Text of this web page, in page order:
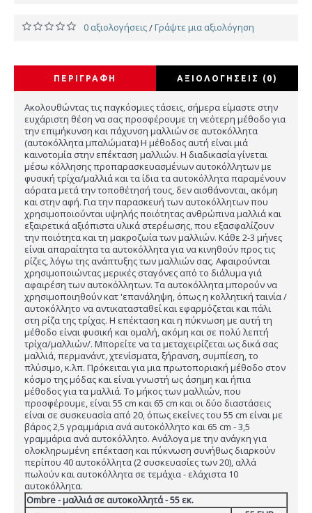
0 αξιολογήσεις/Γράψτε μια αξιολόγηση
ΠΕΡΙΓΡΑΦΉ ΑΞΙΟΛΟΓΉΣΕΙΣ (0)
Ακολουθώντας τις παγκόσμιες τάσεις, σήμερα είμαστε στην
ευχάριστη θέση να σας προσφέρουμε τη νεότερη μέθοδο για
την επιμήκυνση και πάχυνση μαλλιών σε αυτοκόλλητα
(αυτοκόλλητα μπαλώματα) Η μέθοδος αυτή είναι μιά
καινοτομία στην επέκταση μαλλιών. Η διαδικασία γίνεται
μέσω κόλλησης προπαρασκευασμένων αυτοκόλλητων με
φυσική τρίχα/μαλλιά και τα ίδια τα αυτοκόλλητα παραμένουν
αόρατα μετά την τοποθέτησή τους, δεν αισθάνονται, ακόμη
και στην αφή. Για την παρασκευή των αυτοκόλλητων που
χρησιμοποιούνται υψηλής ποιότητας ανθρώπινα μαλλιά και
εξαιρετικά αξιόπιστα υλικά στερέωσης, που εξασφαλίζουν
την ποιότητα και τη μακροζωία των μαλλιών. Κάθε 2-3 μήνες
είναι απαραίτητα τα αυτοκόλλητα για να κινηθούν προς τις
ρίζες, λόγω της ανάπτυξης των μαλλιών σας. Αφαιρούνται
χρησιμοποιώντας μερικές σταγόνες από το διάλυμα γιά
αφαιρέση των αυτοκόλλητων. Τα αυτοκόλλητα μπορούν να
χρησιμοποιηθούν κατ 'επανάληψη, όπως η κολλητική ταινία /
αυτοκόλλητο να αντικατασταθεί και εφαρμόζεται και πάλι
στη ρίζα της τρίχας. Η επέκταση και η πύκνωση με αυτή τη
μέθοδο είναι φυσική και ομαλή, ακόμη και σε πολύ λεπτή
τρίχα/μαλλιών/. Μπορείτε να τα μεταχειρίζεται ως δικά σας
μαλλιά, περμανάντ, χτενίσματα, ξήρανση, συμπίεση, το
πλύσιμο, κ.λπ. Πρόκειται για μια πρωτοποριακή μέθοδο στον
κόσμο της μόδας και είναι γνωστή ως άσημη και ήπια
μέθοδος για τα μαλλιά. Το μήκος των μαλλιών, που
προσφέρουμε, είναι 55 cm και 65 cm και οι δύο διαστάσεις
είναι σε συσκευασία από 20, όπως εκείνες του 55 cm είναι με
βάρος 2,5 γραμμάρια ανά αυτοκόλλητο και 65 cm - 3,5
γραμμάρια ανά αυτοκόλλητο. Ανάλογα με την ανάγκη για
ολοκληρωμένη επέκταση και πύκνωση συνήθως διαρκούν
περίπου 40 αυτοκόλλητα (2 συσκευασίες των 20), αλλά
πωλούν και αυτοκόλλητα σε τεμάχια - ελάχιστα 10
αυτοκόλλητα.
Ombre - μαλλιά σε αυτοκολλητά - 55 εκ.